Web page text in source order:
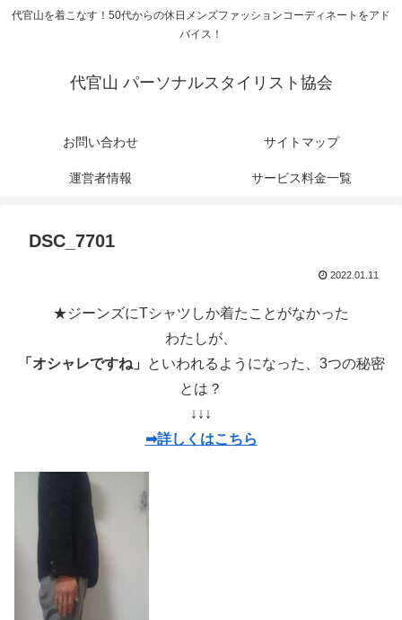
代官山を着こなす！50代からの休日メンズファッションコーディネートをアド
バイス！
代官山 パーソナルスタイリスト協会
お問い合わせ サイトマップ
運営者情報 サービス料金一覧
DSC_7701
2022.01.11
★ジーンズにTシャツしか着たことがなかった
わたしが、
「オシャレですね」
といわれるようになった、3つの秘密
とは？
↓↓↓
➡詳しくはこちら